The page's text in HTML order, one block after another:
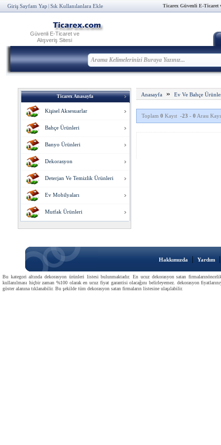
Giriş Sayfam Yap Sık Kullanılanlara Ekle Ticarex Güvenli E-Ticaret
Güvenli E-Ticaret ve
Alışveriş Sitesi
Ticarex Anasayfa
Kişisel Aksesuarlar
Bahçe Ürünleri
Banyo Ürünleri
Dekorasyon
Deterjan Ve Temizlik Ürünleri
Ev Mobilyaları
Mutfak Ürünleri
Anasayfa » Ev Ve Bahçe
Toplam 0 Kayıt -23 - 0 Arası
Hakkımızda | Yardım
Bu kategori altında dekorasyon ürünleri listesi bulunmaktadır. En ucuz dekorasyon satan
kullanılması hiçbir zaman %100 olarak en ucuz fiyat garantisi olacağını belirleyemez. dekorasyon
göster alanına tıklanabilir. Bu şekilde tüm dekorasyon satan firmaların listesine ulaşılabilir.